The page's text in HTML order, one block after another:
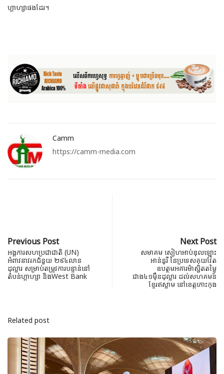
ហ្គាហ្សាផងដែរ។
Camm
https://camm-media.com
Previous Post
អង្គការសហប្រជាជាតិ (UN)
អំពាវនាវរកជំនួយ ២៩៤លាន
ដុល្លារ សម្រាប់តម្រូវការបន្ទាន់នៅ
តំបន់ហ្គាហ្សា និងWest Bank
Next Post
សមាគម សៀហអាប់ឌុលឡោះ
អាន់នូរី នៃប្រទេសគុយវ៉ែត
ឧបត្ថមអគារម៉ាស្ជិតតម្លៃ
ជាង៤១ម៉ឺនដុល្លារ ដល់សហគមន៍
ខ្មែរឥស្លាម នៅខេត្តកោះកុង
Related post